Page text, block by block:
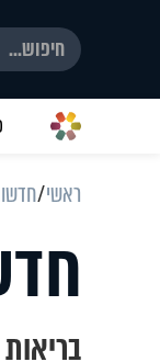
ראשי